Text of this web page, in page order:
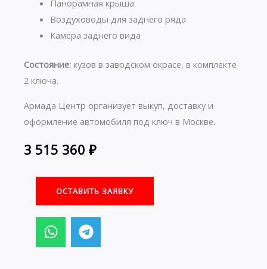
Панорамная крыша
Воздуховоды для заднего ряда
Камера заднего вида
Состояние: кузов в заводском окрасе, в комплекте
2 ключа.
Армада Центр организует выкуп, доставку и
оформление автомобиля под ключ в Москве.
3 515 360 ₽
ОСТАВИТЬ ЗАЯВКУ
W
h
a
T
e
l